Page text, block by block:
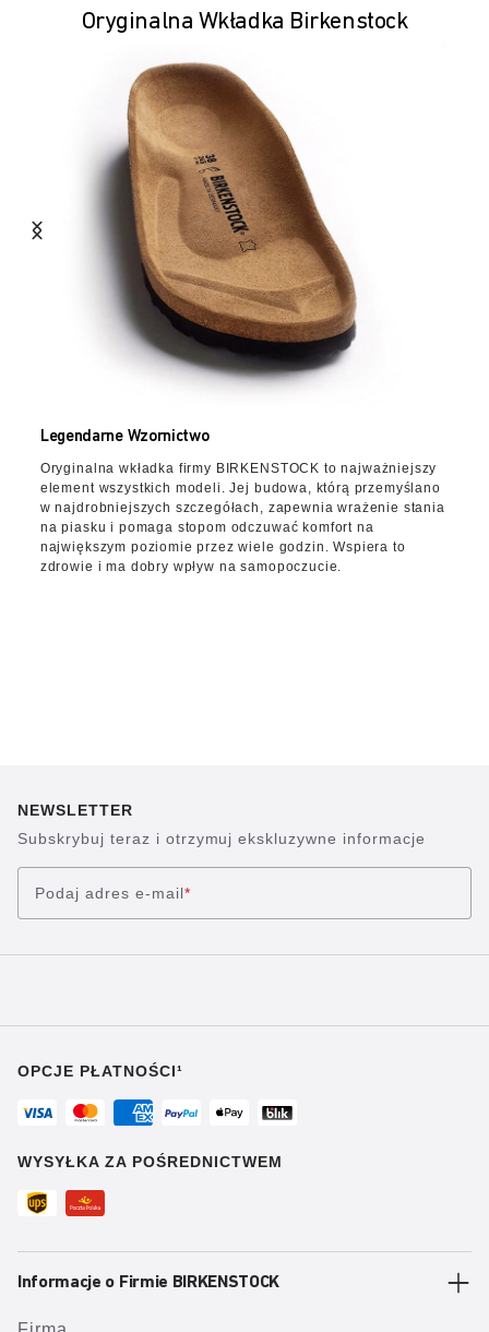
Oryginalna Wkładka Birkenstock
Legendarne Wzornictwo
Oryginalna wkładka firmy BIRKENSTOCK to najważniejszy
element wszystkich modeli. Jej budowa, którą przemyślano
w najdrobniejszych szczegółach, zapewnia wrażenie stania
na piasku i pomaga stopom odczuwać komfort na
największym poziomie przez wiele godzin. Wspiera to
zdrowie i ma dobry wpływ na samopoczucie.
NEWSLETTER
Subskrybuj teraz i otrzymuj ekskluzywne informacje
Podaj adres e-mail*
OPCJE PŁATNOŚCI¹
WYSYŁKA ZA POŚREDNICTWEM
Informacje o Firmie BIRKENSTOCK